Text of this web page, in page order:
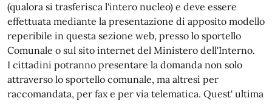
(qualora si trasferisca l'intero nucleo) e deve essere
effettuata mediante la presentazione di apposito modello
reperibile in questa sezione web, presso lo sportello
Comunale o sul sito internet del Ministero dell'Interno.
I cittadini potranno presentare la domanda non solo
attraverso lo sportello comunale, ma altresì per
raccomandata, per fax e per via telematica. Quest' ultima